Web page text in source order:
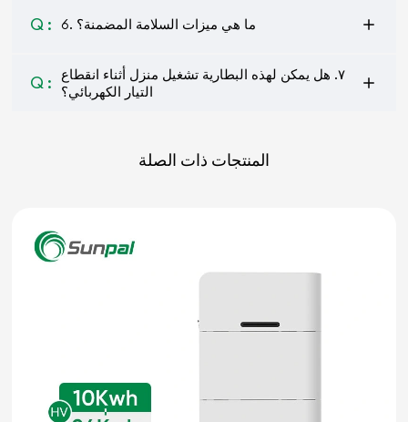
Q : 6. ما هي ميزات السلامة المضمنة؟
Q :
٧. هل يمكن لهذه البطارية تشغيل منزل أثناء انقطاع
التيار الكهربائي؟
المنتجات ذات الصلة